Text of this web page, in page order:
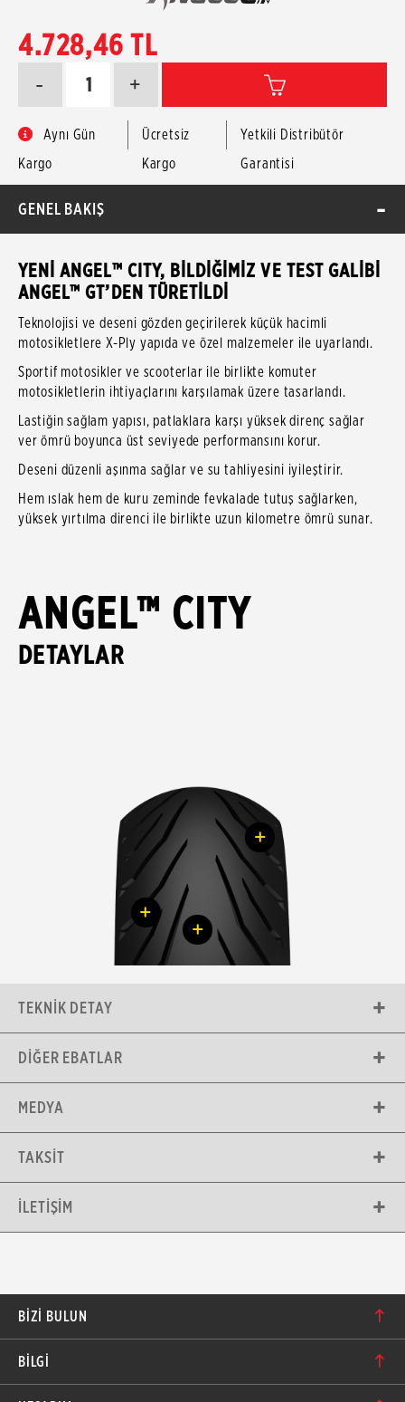
4.728,46 TL
+
-
Aynı Gün
Kargo
Ücretsiz
Kargo
Yetkili Distribütör
Garantisi
GENEL BAKIŞ
YENİ ANGEL™ CITY, BİLDİĞİMİZ VE TEST GALİBİ
ANGEL™ GT’DEN TÜRETİLDİ
Teknolojisi ve deseni gözden geçirilerek küçük hacimli
motosikletlere X-Ply yapıda ve özel malzemeler ile uyarlandı.
Sportif motosikler ve scooterlar ile birlikte komuter
motosikletlerin ihtiyaçlarını karşılamak üzere tasarlandı.
Lastiğin sağlam yapısı, patlaklara karşı yüksek direnç sağlar
ver ömrü boyunca üst seviyede performansını korur.
Deseni düzenli aşınma sağlar ve su tahliyesini iyileştirir.
Hem ıslak hem de kuru zeminde fevkalade tutuş sağlarken,
yüksek yırtılma direnci ile birlikte uzun kilometre ömrü sunar.
ANGEL™ CITY
DETAYLAR
+
+
+
TEKNIK DETAY
DIĞER EBATLAR
MEDYA
TAKSIT
İLETIŞIM
BIZI BULUN
BİLGİ